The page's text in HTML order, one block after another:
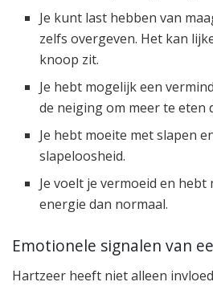
Je kunt last hebben van
zelfs overgeven. Het kan
knoop zit.
Je hebt mogelijk een
de neiging om meer te eten
Je hebt moeite met slapen
slapeloosheid.
Je voelt je vermoeid en
energie dan normaal.
Emotionele signalen van
Hartzeer heeft niet alleen